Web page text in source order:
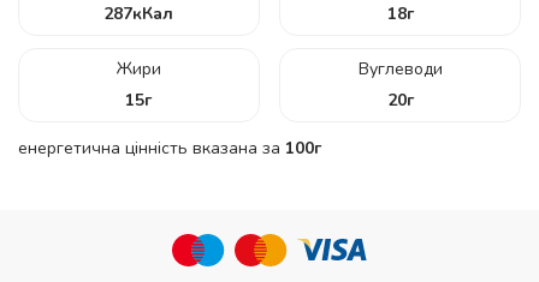
287кКал
18г
Жири
15г
Вуглеводи
20г
енергетична цінність вказана за 100г